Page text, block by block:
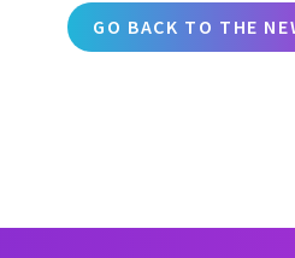
GO BACK TO THE